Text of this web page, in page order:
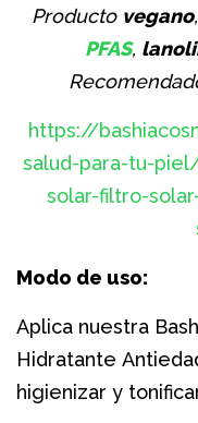
Producto vegano,
PFAS,
https://
salud-para-tu-
solar-filtro-
Modo de uso:
Aplica nuestra
Hidratante
higienizar y